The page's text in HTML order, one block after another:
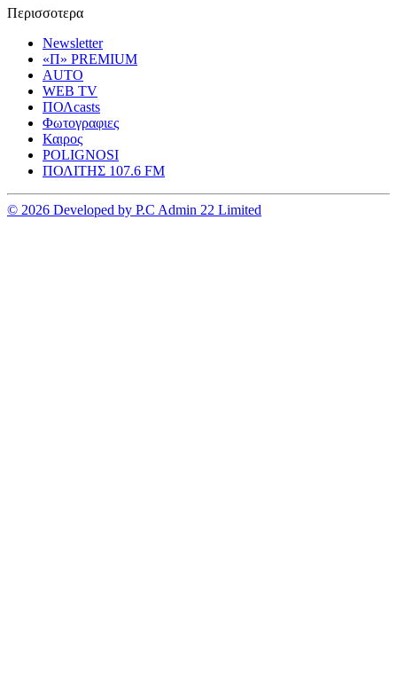
Περισσοτερα
Newsletter
«Π» PREMIUM
AUTO
WEB TV
ΠΟΛcasts
Φωτογραφιες
Καιρος
POLIGNOSI
ΠΟΛΙΤΗΣ 107.6 FM
© 2026 Developed by P.C Admin 22 Limited